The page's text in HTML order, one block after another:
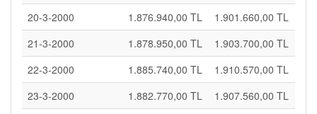
20-3-2000
1.876.940,00 TL
1.901.660,00 TL
21-3-2000
1.878.950,00 TL
1.903.700,00 TL
22-3-2000
1.885.740,00 TL
1.910.570,00 TL
23-3-2000
1.882.770,00 TL
1.907.560,00 TL